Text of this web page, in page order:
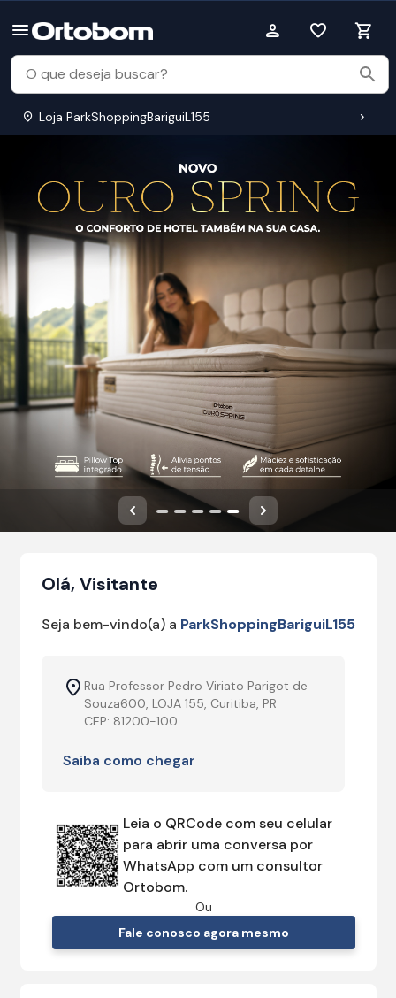
Loja ParkShoppingBariguiL155
Anterior Próximo
Olá, Visitante
Seja bem-vindo(a) a ParkShoppingBariguiL155
Rua Professor Pedro Viriato Parigot de
Souza600, LOJA 155, Curitiba, PR
CEP: 81200-100
Saiba como chegar
Leia o QRCode com seu celular
para abrir uma conversa por
WhatsApp com um consultor
Ortobom.
Ou
Fale conosco agora mesmo